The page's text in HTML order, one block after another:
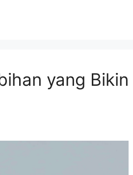
yang Bikin